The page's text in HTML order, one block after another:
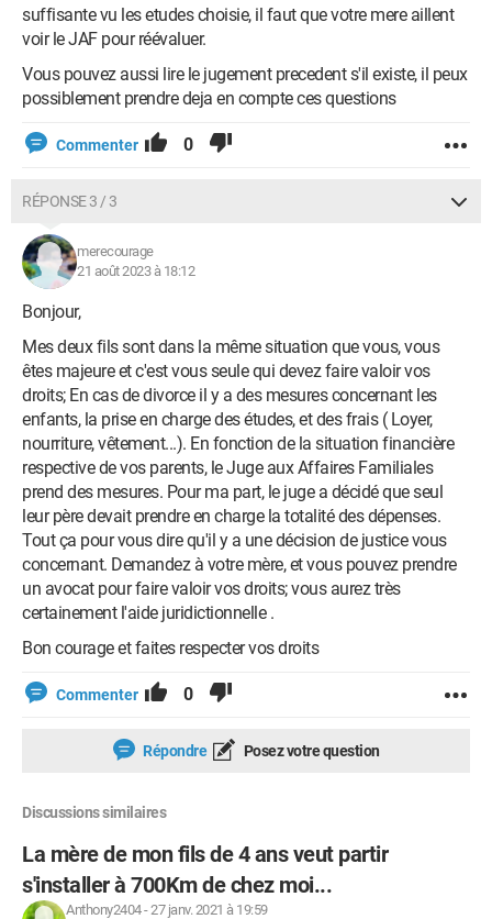
suffisante vu les etudes choisie, il faut que votre mere aillent
voir le JAF pour réévaluer.
Vous pouvez aussi lire le jugement precedent s'il existe, il peux
possiblement prendre deja en compte ces questions
Commenter 0
RÉPONSE 3 / 3
merecourage
21 août 2023 à 18:12
Bonjour,
Mes deux fils sont dans la même situation que vous, vous
êtes majeure et c'est vous seule qui devez faire valoir vos
droits; En cas de divorce il y a des mesures concernant les
enfants, la prise en charge des études, et des frais ( Loyer,
nourriture, vêtement...). En fonction de la situation financière
respective de vos parents, le Juge aux Affaires Familiales
prend des mesures. Pour ma part, le juge a décidé que seul
leur père devait prendre en charge la totalité des dépenses.
Tout ça pour vous dire qu'il y a une décision de justice vous
concernant. Demandez à votre mère, et vous pouvez prendre
un avocat pour faire valoir vos droits; vous aurez très
certainement l'aide juridictionnelle .
Bon courage et faites respecter vos droits
Commenter 0
Répondre Posez votre question
Discussions similaires
La mère de mon fils de 4 ans veut partir
s'installer à 700Km de chez moi...
Anthony2404-27 janv. 2021 à 19:59